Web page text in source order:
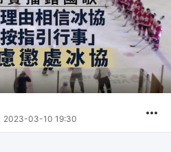
2023-03-10 19:30